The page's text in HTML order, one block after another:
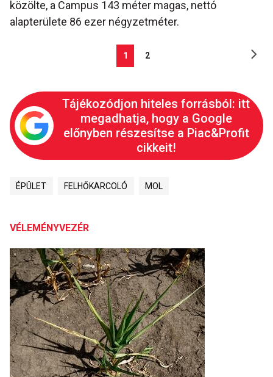
közölte, a Campus 143 méter magas, nettó
alapterülete 86 ezer négyzetméter.
1 2
Tájékozódjon hiteles forrásból: itt
megadhatja, hogy a Google
előnyben részesítse a Piac&Profit
cikkeit!
ÉPÜLET FELHŐKARCOLÓ MOL
VÉLEMÉNYVEZÉR